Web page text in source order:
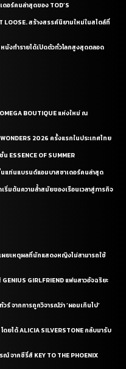
อร์คนล่าสุดของ TOD’S
LOOSE. สร้างสรรค์นิยามใหม่ในสไตล์ที่
หนังทำรายได้เปิดตัวทั่วโลกสูงสุดตลอด
BOUTIQUE แห่งใหม่ ณ
2026 ครั้งแรกในประเทศไทย
ESSENCE OF SUMMER
นแท่นแบรนด์แอมบาสซาเดอร์คนล่าสุด
เริ่มต้นความล้ำสมัยของเรือนเวลาสู่ภารกิจ
เผยเหตุผลที่นักแสดงหญิงไม่สามารถใช้
GIRLFRIEND แฟนสาวอัจฉริยะ
ร์ จากการถูกวิจารณ์ว่า ‘ผอมเกินไป’
ยได้ ALICIA SILVERSTONE กลับมารับ
จากซีรี่ส์ KEY TO THE PHOENIX